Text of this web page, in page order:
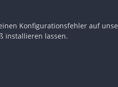
Konfigurationsfehler auf
installieren lassen.